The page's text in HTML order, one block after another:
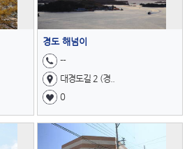
경도 해넘이
--
대경도길 2 (경..
0